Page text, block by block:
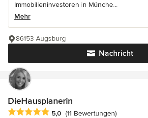
Immobilieninvestoren in Münche...
Mehr
Nachricht
86153 Augsburg
DieHausplanerin
Durchschnittliche Bewertung: 5 von 5
5,0 (11 Bewertungen)